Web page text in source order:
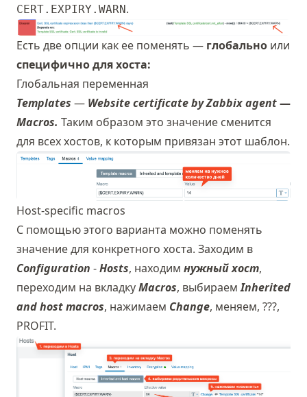
CERT.EXPIRY.WARN.
Есть две опции как ее поменять — глобально или
специфично для хоста:
Глобальная переменная
Templates — Website certificate by Zabbix agent—
Macros. Таким образом это значение сменится
для всех хостов, к которым привязан этот шаблон.
Host-specific macros
С помощью этого варианта можно поменять
значение для конкретного хоста. Заходим в
Configuration -Hosts, находим нужный хост,
переходим на вкладкуMacros, выбираемInherited
and host macros, нажимаем Change, меняем, ???,
PROFIT.